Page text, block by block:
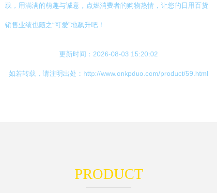
载，用满满的萌趣与诚意，点燃消费者的购物热情，让您的日用百货
销售业绩也随之“可爱”地飙升吧！
更新时间：2026-08-03 15:20:02
如若转载，请注明出处：http://www.onkpduo.com/product/59.html
PRODUCT